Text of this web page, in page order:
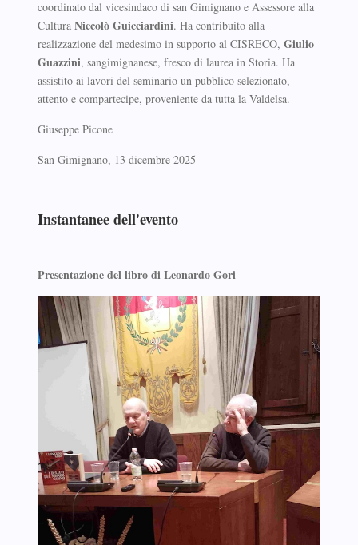
coordinato dal vicesindaco di san Gimignano e Assessore alla
Cultura Niccolò Guicciardini. Ha contribuito alla
realizzazione del medesimo in supporto al CISRECO, Giulio
Guazzini, sangimignanese, fresco di laurea in Storia. Ha
assistito ai lavori del seminario un pubblico selezionato,
attento e compartecipe, proveniente da tutta la Valdelsa.
Giuseppe Picone
San Gimignano, 13 dicembre 2025
Instantanee dell'evento
Presentazione del libro di Leonardo Gori